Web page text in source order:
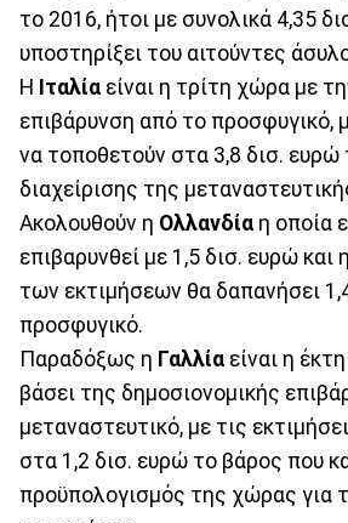
το 2016, ήτοι με συνολικά 4,35
υποστηρίξει του αιτούντες
Η
Ιταλία είναι η τρίτη χώρα με
επιβάρυνση από το προσφυγικό,
να τοποθετούν στα 3,8 δισ. ευρώ
διαχείρισης της
Ακολουθούν η Ολλανδία η οποία
επιβαρυνθεί με 1,5 δισ. ευρώ και η
των εκτιμήσεων θα δαπανήσει
προσφυγικό.
Παραδόξως η Γαλλία είναι η
βάσει της δημοσιονομικής
μεταναστευτικό, με τις
στα 1,2 δισ. ευρώ το βάρος που
προϋπολογισμός της χώρας για